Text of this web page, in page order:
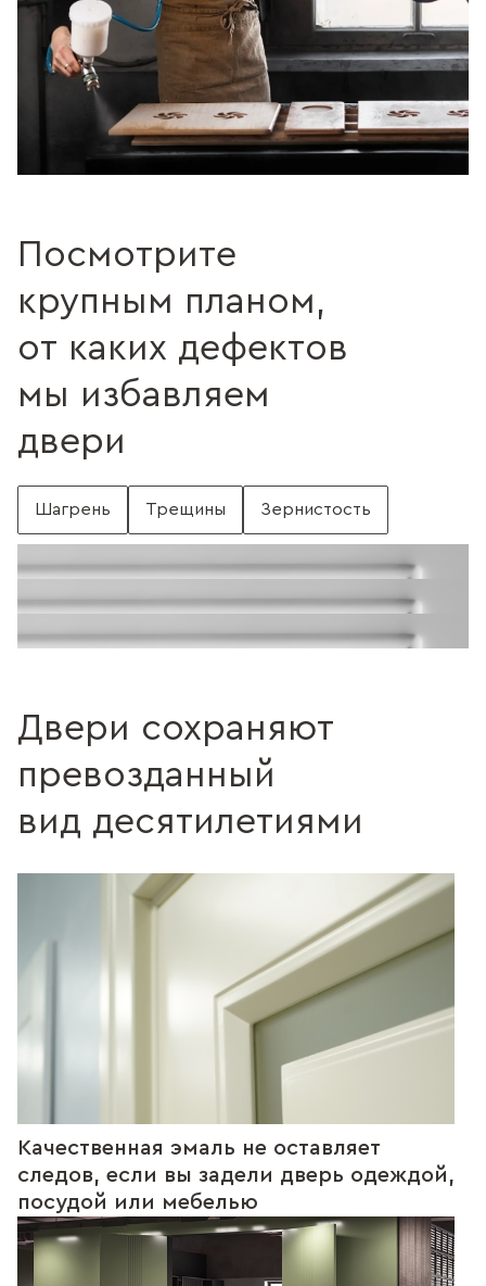
Посмотрите
крупным планом,
от каких дефектов
мы избавляем
двери
Шагрень Трещины Зернистость
Поверхность без шагрени
Без трещин
Без зернистости
Двери сохраняют
превозданный
вид десятилетиями
Качественная эмаль не оставляет
следов, если вы задели дверь одеждой,
посудой или мебелью